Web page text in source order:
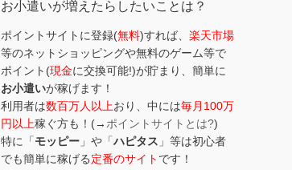
お小遣いが増えたらしたいことは？
ポイントサイトに登録(無料)すれば、 楽天市場
等のネットショッピングや無料のゲーム等で
ポイント(現金に交換可能!)が貯まり、簡単に
お小遣いが稼げます！
利用者は数百万人以上おり、中には毎月100万
円以上稼ぐ方も！(→ ポイントサイトとは?)
特に「モッピー 」や「ハピタス 」等は初心者
でも簡単に稼げる定番のサイト です！